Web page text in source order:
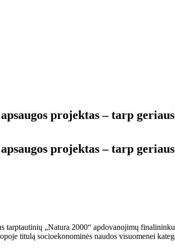
projektas – tarp
projektas – tarp
tarptautinių „Natura 2000“ apdovanojimų
titulą socioekonominės naudos visuomenei